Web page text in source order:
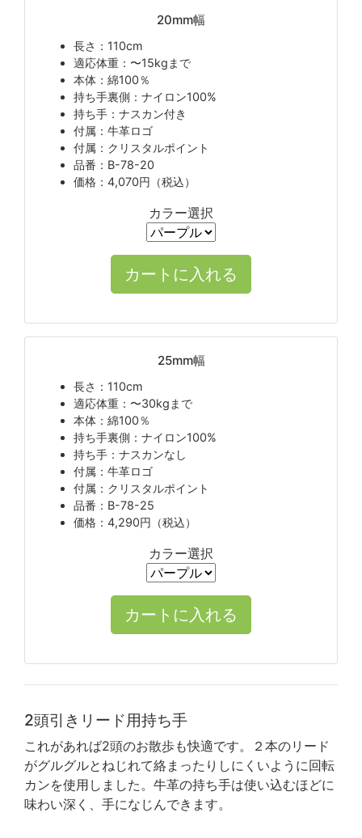
20mm幅
長さ：110cm
適応体重：〜15kgまで
本体：綿100％
持ち手裏側：ナイロン100%
持ち手：ナスカン付き
付属：牛革ロゴ
付属：クリスタルポイント
品番：B-78-20
価格：4,070円（税込）
カラー選択
25mm幅
長さ：110cm
適応体重：〜30kgまで
本体：綿100％
持ち手裏側：ナイロン100%
持ち手：ナスカンなし
付属：牛革ロゴ
付属：クリスタルポイント
品番：B-78-25
価格：4,290円（税込）
カラー選択
2頭引きリード用持ち手
これがあれば2頭のお散歩も快適です。２本のリード
がグルグルとねじれて絡まったりしにくいように回転
カンを使用しました。牛革の持ち手は使い込むほどに
味わい深く、手になじんできます。